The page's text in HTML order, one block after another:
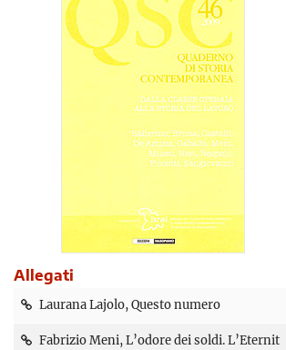
Allegati
Laurana Lajolo, Questo numero
Fabrizio Meni, L’odore dei soldi. L’Eternit